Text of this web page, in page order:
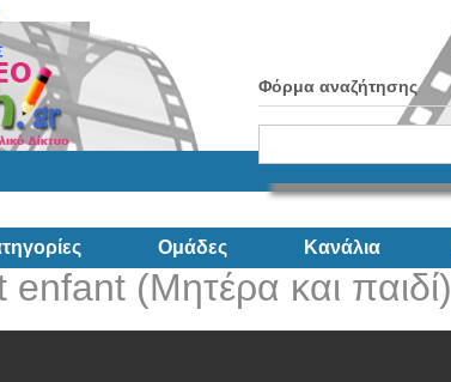
Φόρμα αναζήτησης
Ομάδες Κανάλια
enfant (Μητέρα και παιδί)